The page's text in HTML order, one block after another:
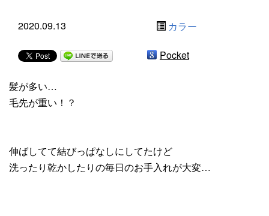
2020.09.13 カラー
Pocket
髪が多い…
毛先が重い！？
伸ばしてて結びっぱなしにしてたけど
洗ったり乾かしたりの毎日のお手入れが大変…